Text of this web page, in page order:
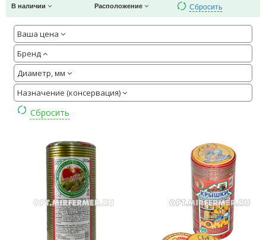
В наличии
Расположение Сбросить
Ваша цена
Бренд
Диаметр, мм
Назначение (консервация)